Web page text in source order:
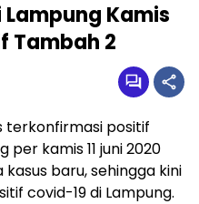
Kamis
Tambah 2
terkonfirmasi positif
per kamis 11 juni 2020
baru, sehingga kini
covid-19 di Lampung.